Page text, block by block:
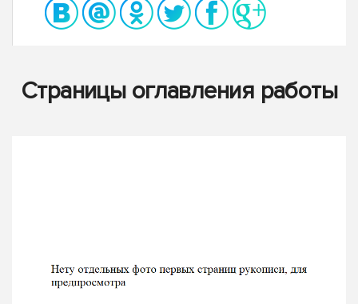
Страницы оглавления работы